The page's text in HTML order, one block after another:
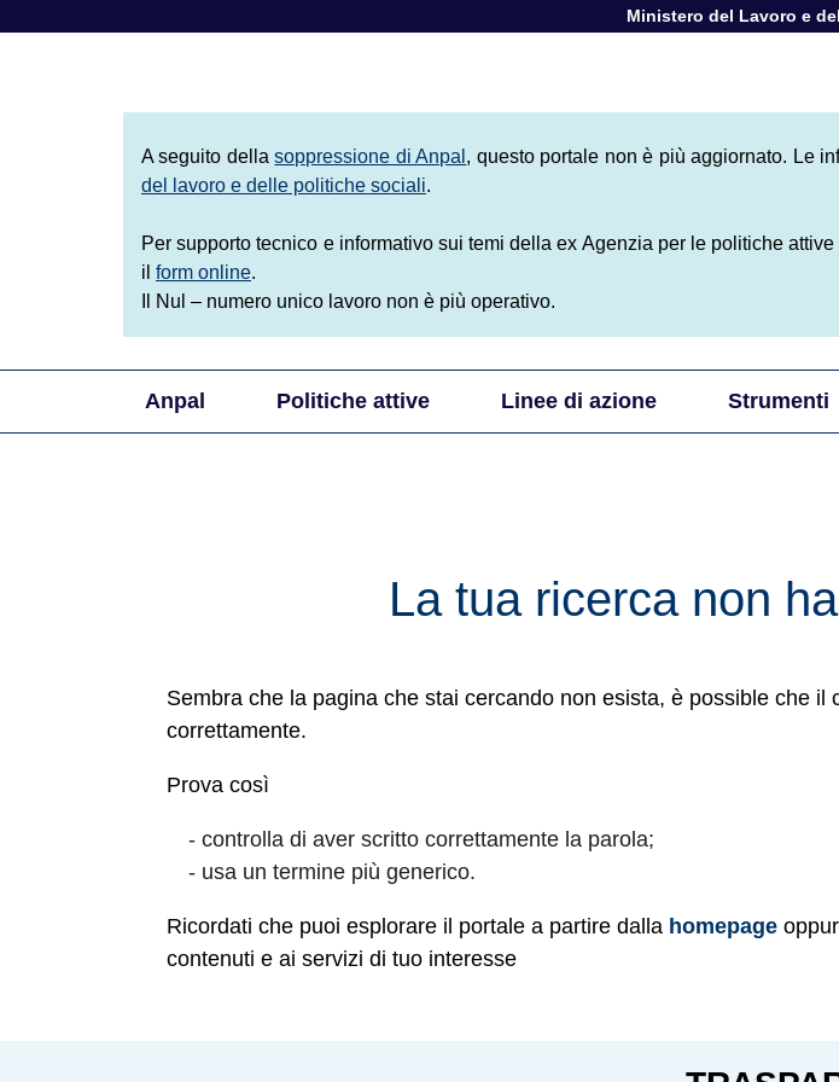
Ministero del Lavoro e
Agenzia Nazionale
A seguito dellasoppressione di Anpal, questo portale non è più aggiornato. Le
del lavoro e delle politiche sociali.
Per supporto tecnico e informativo sui temi della ex Agenzia per le politiche
il form online.
Il Nul – numero unico lavoro non è più operativo.
Anpal Politiche attive Linee di azione Strumenti
La tua ricerca non
Sembra che la pagina che stai cercando non esista, è possible che
correttamente.
Prova così
- controlla di aver scritto correttamente la parola;
- usa un termine più generico.
Ricordati che puoi esplorare il portale a partire dalla homepage
contenuti e ai servizi di tuo interesse